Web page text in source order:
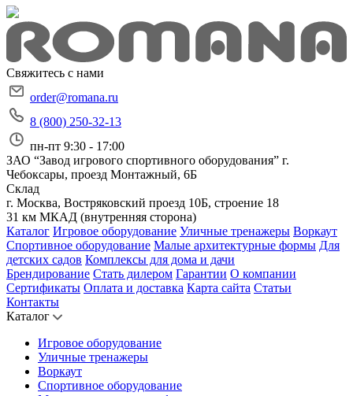
Свяжитесь с нами
order@romana.ru
8 (800) 250-32-13
пн-пт 9:30 - 17:00
ЗАО “Завод игрового спортивного оборудования” г.
Чебоксары, проезд Монтажный, 6Б
Склад
г. Москва, Востряковский проезд 10Б, строение 18
31 км МКАД (внутренняя сторона)
Каталог Игровое оборудование Уличные тренажеры Воркаут
Спортивное оборудование Малые архитектурные формы Для
детских садов Комплексы для дома и дачи
Брендирование Стать дилером Гарантии О компании
Сертификаты Оплата и доставка Карта сайта Статьи
Контакты
Каталог
Игровое оборудование
Уличные тренажеры
Воркаут
Спортивное оборудование